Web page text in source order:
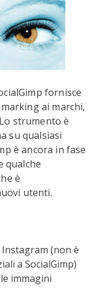
fornisce
ai marchi,
strumento è
su qualsiasi
è ancora in fase
qualche
è
utenti.
(non è
a SocialGimp)
immagini